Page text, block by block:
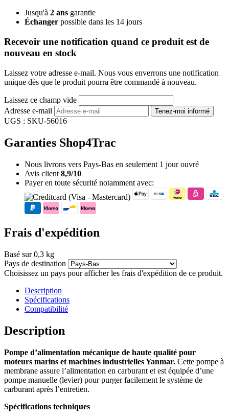
Jusqu'à 2 ans garantie
Échanger possible dans les 14 jours
Recevoir une notification quand ce produit est de
nouveau en stock
Laissez votre adresse e-mail. Nous vous enverrons une notification
unique dès que le produit pourra être commandé à nouveau.
Laissez ce champ vide
Adresse e-mail
Tenez-moi informé
UGS : SKU-56016
Garanties Shop4Trac
Nous livrons vers Pays-Bas en seulement 1 jour ouvré
Avis client 8,9/10
Payer en toute sécurité notamment avec:
Frais d'expédition
Basé sur 0,3 kg
Pays de destination
Choisissez un pays pour afficher les frais d'expédition de ce produit.
Description
Spécifications
Compatibilité
Description
Pompe d’alimentation mécanique de haute qualité pour
moteurs marins et machines industrielles Yanmar. Cette pompe à
membrane assure l’alimentation en carburant et est équipée d’une
pompe manuelle (levier) pour purger facilement le système de
carburant après l’entretien.
Spécifications techniques